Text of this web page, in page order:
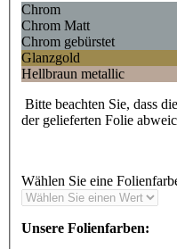
Chrom
Chrom Matt
Chrom gebürstet
Glanzgold
Hellbraun metallic
Bitte beachten Sie, dass
der gelieferten Folie
Wählen Sie eine
Unsere Folienfarben: